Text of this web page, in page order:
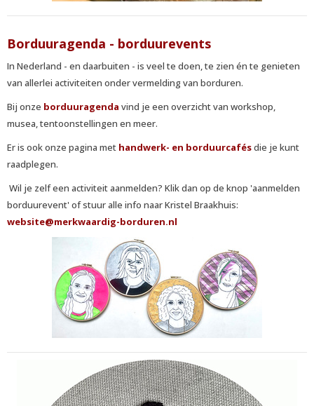
Borduuragenda - borduurevents
In Nederland - en daarbuiten - is veel te doen, te zien én te genieten
van allerlei activiteiten onder vermelding van borduren.
Bij onze borduuragenda vind je een overzicht van workshop,
musea, tentoonstellingen en meer.
Er is ook onze pagina met handwerk- en borduurcafésdie je kunt
raadplegen.
Wil je zelf een activiteit aanmelden? Klik dan op de knop 'aanmelden
borduurevent' of stuur alle info naar Kristel Braakhuis:
etisbew@merkwaardig-borduren.nl